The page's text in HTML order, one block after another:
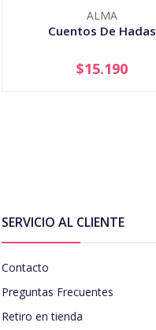
ALMA
Cuentos De Hadas
+
$15.190
SERVICIO AL CLIENTE
Contacto
Preguntas Frecuentes
Retiro en tienda